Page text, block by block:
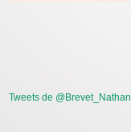
Tweets de @Brevet_Nathan